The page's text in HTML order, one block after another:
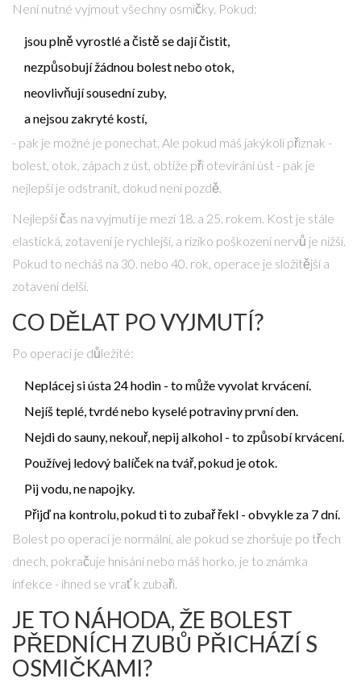
Není nutné vyjmout všechny osmičky. Pokud:
jsou plně vyrostlé a čistě se dají čistit,
nezpůsobují žádnou bolest nebo otok,
neovlivňují sousední zuby,
a nejsou zakryté kostí,
- pak je možné je ponechat. Ale pokud máš jakýkoli příznak -
bolest, otok, zápach z úst, obtíže při otevírání úst - pak je
nejlepší je odstranit, dokud není pozdě.
Nejlepší čas na vyjmutí je mezi 18. a 25. rokem. Kost je stále
elastická, zotavení je rychlejší, a riziko poškození nervů je nižší.
Pokud to necháš na 30. nebo 40. rok, operace je složitější a
zotavení delší.
CO DĚLAT PO VYJMUTÍ?
Po operaci je důležité:
Neplácej si ústa 24 hodin - to může vyvolat krvácení.
Nejíš teplé, tvrdé nebo kyselé potraviny první den.
Nejdi do sauny, nekouř, nepij alkohol - to způsobí krvácení.
Používej ledový balíček na tvář, pokud je otok.
Pij vodu, ne napojky.
Přijď na kontrolu, pokud ti to zubař řekl - obvykle za 7 dní.
Bolest po operaci je normální, ale pokud se zhoršuje po třech
dnech, pokračuje hnisání nebo máš horko, je to známka
infekce - ihned se vrať k zubaři.
JE TO NÁHODA, ŽE BOLEST
PŘEDNÍCH ZUBŮ PŘICHÁZÍ S
OSMIČKAMI?